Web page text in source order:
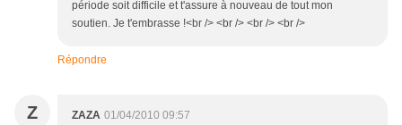
période soit difficile et t'assure à nouveau de tout mon
soutien. Je t'embrasse !<br /> <br /> <br /> <br />
Répondre
Z ZAZA 01/04/2010 09:57